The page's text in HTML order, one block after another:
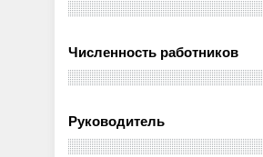
Численность работников
Руководитель